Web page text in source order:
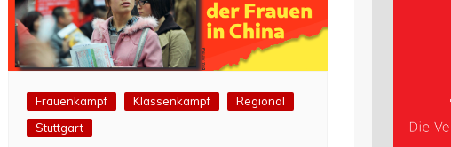
Frauenkampf Klassenkampf
Regional
Stuttgart